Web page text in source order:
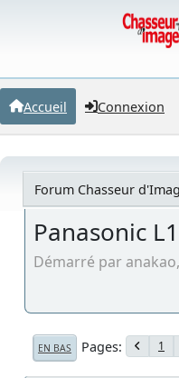
Accueil Connexion
Forum Chasseur
Panasonic
Démarré par
EN BAS Pages 1